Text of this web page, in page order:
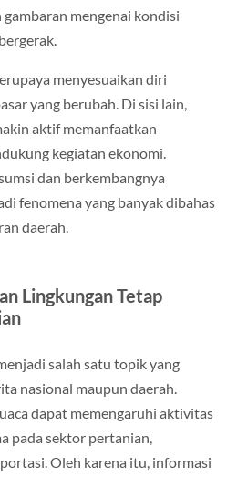
mengenai kondisi
menyesuaikan diri
yang berubah. Di sisi lain,
aktif memanfaatkan
kegiatan ekonomi.
dan berkembangnya
fenomena yang banyak dibahas
daerah.
Lingkungan Tetap
salah satu topik yang
nasional maupun daerah.
dapat memengaruhi aktivitas
pada sektor pertanian,
Oleh karena itu, informasi